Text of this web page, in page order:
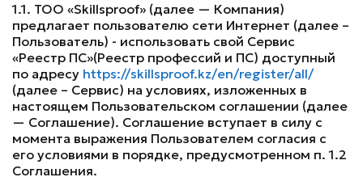
1.1. ТОО «Skillsproof» (далее — Компания)
предлагает пользователю сети Интернет (далее –
Пользователь) - использовать свой Сервис
«Реестр ПС»(Реестр профессий и ПС) доступный
по адресу https://skillsproof.kz/en/register/all/
(далее – Сервис) на условиях, изложенных в
настоящем Пользовательском соглашении (далее
— Соглашение). Соглашение вступает в силу с
момента выражения Пользователем согласия с
его условиями в порядке, предусмотренном п. 1.2
Соглашения.